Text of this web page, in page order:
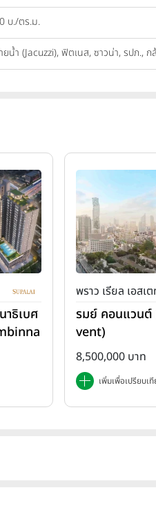
บ./ตร.ม.
ยน้ำ (Jacuzzi), ฟิตเนส, ซาวน่า, รปภ
าธิเบศ
พราว เรียล เอสเ
รมย์ คอนแวนต์
vent)
8,500,000 บาท
เพิ่มเพื่อเปรียบเ